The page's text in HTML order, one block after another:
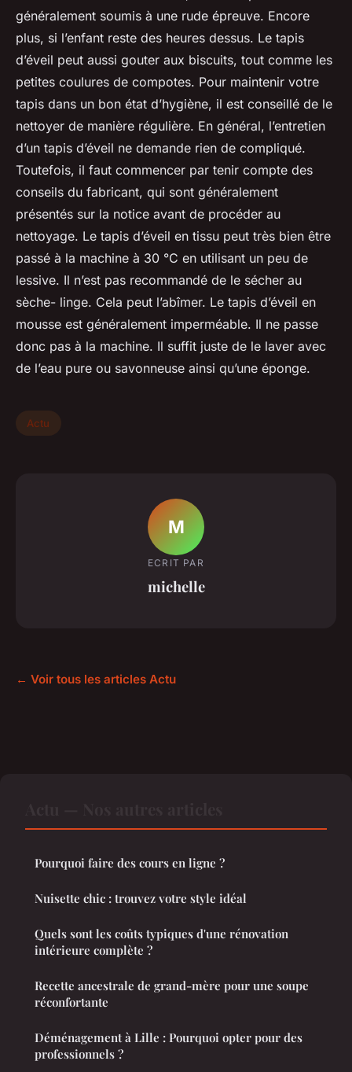
généralement soumis à une rude épreuve. Encore
plus, si l’enfant reste des heures dessus. Le tapis
d’éveil peut aussi gouter aux biscuits, tout comme les
petites coulures de compotes. Pour maintenir votre
tapis dans un bon état d’hygiène, il est conseillé de le
nettoyer de manière régulière. En général, l’entretien
d’un tapis d’éveil ne demande rien de compliqué.
Toutefois, il faut commencer par tenir compte des
conseils du fabricant, qui sont généralement
présentés sur la notice avant de procéder au
nettoyage. Le tapis d’éveil en tissu peut très bien être
passé à la machine à 30 °C en utilisant un peu de
lessive. Il n’est pas recommandé de le sécher au
sèche- linge. Cela peut l’abîmer. Le tapis d’éveil en
mousse est généralement imperméable. Il ne passe
donc pas à la machine. Il suffit juste de le laver avec
de l’eau pure ou savonneuse ainsi qu’une éponge.
Actu
M
ECRIT PAR
michelle
← Voir tous les articles Actu
Pourquoi faire des cours en ligne ?
Nuisette chic : trouvez votre style idéal
Quels sont les coûts typiques d'une rénovation
intérieure complète ?
Recette ancestrale de grand-mère pour une soupe
réconfortante
Déménagement à Lille : Pourquoi opter pour des
professionnels ?